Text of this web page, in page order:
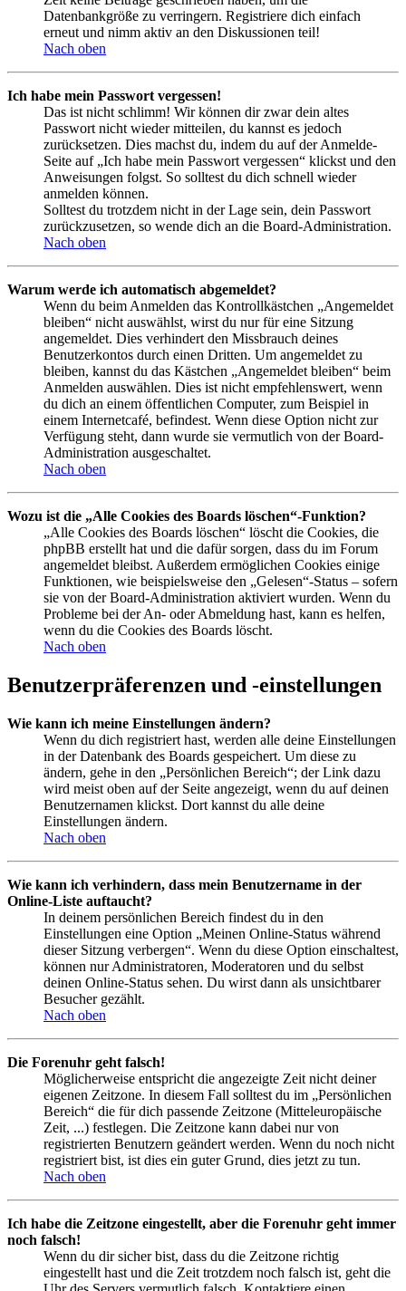
Datenbankgröße zu verringern. Registriere dich einfach
erneut und nimm aktiv an den Diskussionen teil!
Nach oben
Ich habe mein Passwort vergessen!
Das ist nicht schlimm! Wir können dir zwar dein altes
Passwort nicht wieder mitteilen, du kannst es jedoch
zurücksetzen. Dies machst du, indem du auf der Anmelde-
Seite auf „Ich habe mein Passwort vergessen“ klickst und den
Anweisungen folgst. So solltest du dich schnell wieder
anmelden können.
Solltest du trotzdem nicht in der Lage sein, dein Passwort
zurückzusetzen, so wende dich an die Board-Administration.
Nach oben
Warum werde ich automatisch abgemeldet?
Wenn du beim Anmelden das Kontrollkästchen „Angemeldet
bleiben“ nicht auswählst, wirst du nur für eine Sitzung
angemeldet. Dies verhindert den Missbrauch deines
Benutzerkontos durch einen Dritten. Um angemeldet zu
bleiben, kannst du das Kästchen „Angemeldet bleiben“ beim
Anmelden auswählen. Dies ist nicht empfehlenswert, wenn
du dich an einem öffentlichen Computer, zum Beispiel in
einem Internetcafé, befindest. Wenn diese Option nicht zur
Verfügung steht, dann wurde sie vermutlich von der Board-
Administration ausgeschaltet.
Nach oben
Wozu ist die „Alle Cookies des Boards löschen“-Funktion?
„Alle Cookies des Boards löschen“ löscht die Cookies, die
phpBB erstellt hat und die dafür sorgen, dass du im Forum
angemeldet bleibst. Außerdem ermöglichen Cookies einige
Funktionen, wie beispielsweise den „Gelesen“-Status – sofern
sie von der Board-Administration aktiviert wurden. Wenn du
Probleme bei der An- oder Abmeldung hast, kann es helfen,
wenn du die Cookies des Boards löscht.
Nach oben
Benutzerpräferenzen und -einstellungen
Wie kann ich meine Einstellungen ändern?
Wenn du dich registriert hast, werden alle deine Einstellungen
in der Datenbank des Boards gespeichert. Um diese zu
ändern, gehe in den „Persönlichen Bereich“; der Link dazu
wird meist oben auf der Seite angezeigt, wenn du auf deinen
Benutzernamen klickst. Dort kannst du alle deine
Einstellungen ändern.
Nach oben
Wie kann ich verhindern, dass mein Benutzername in der
Online-Liste auftaucht?
In deinem persönlichen Bereich findest du in den
Einstellungen eine Option „Meinen Online-Status während
dieser Sitzung verbergen“. Wenn du diese Option einschaltest,
können nur Administratoren, Moderatoren und du selbst
deinen Online-Status sehen. Du wirst dann als unsichtbarer
Besucher gezählt.
Nach oben
Die Forenuhr geht falsch!
Möglicherweise entspricht die angezeigte Zeit nicht deiner
eigenen Zeitzone. In diesem Fall solltest du im „Persönlichen
Bereich“ die für dich passende Zeitzone (Mitteleuropäische
Zeit, ...) festlegen. Die Zeitzone kann dabei nur von
registrierten Benutzern geändert werden. Wenn du noch nicht
registriert bist, ist dies ein guter Grund, dies jetzt zu tun.
Nach oben
Ich habe die Zeitzone eingestellt, aber die Forenuhr geht immer
noch falsch!
Wenn du dir sicher bist, dass du die Zeitzone richtig
eingestellt hast und die Zeit trotzdem noch falsch ist, geht die